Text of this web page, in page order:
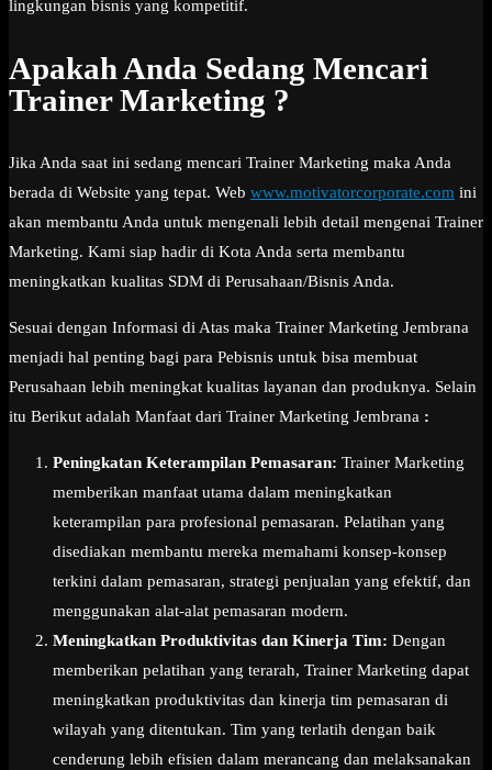
lingkungan bisnis yang kompetitif.
Apakah Anda Sedang Mencari
Trainer Marketing ?
Jika Anda saat ini sedang mencari Trainer Marketing maka Anda
berada di Website yang tepat. Web www.motivatorcorporate.com ini
akan membantu Anda untuk mengenali lebih detail mengenai Trainer
Marketing. Kami siap hadir di Kota Anda serta membantu
meningkatkan kualitas SDM di Perusahaan/Bisnis Anda.
Sesuai dengan Informasi di Atas maka Trainer Marketing Jembrana
menjadi hal penting bagi para Pebisnis untuk bisa membuat
Perusahaan lebih meningkat kualitas layanan dan produknya. Selain
itu Berikut adalah Manfaat dari Trainer Marketing Jembrana :
Peningkatan Keterampilan Pemasaran: Trainer Marketing
memberikan manfaat utama dalam meningkatkan
keterampilan para profesional pemasaran. Pelatihan yang
disediakan membantu mereka memahami konsep-konsep
terkini dalam pemasaran, strategi penjualan yang efektif, dan
menggunakan alat-alat pemasaran modern.
Meningkatkan Produktivitas dan Kinerja Tim: Dengan
memberikan pelatihan yang terarah, Trainer Marketing dapat
meningkatkan produktivitas dan kinerja tim pemasaran di
wilayah yang ditentukan. Tim yang terlatih dengan baik
cenderung lebih efisien dalam merancang dan melaksanakan